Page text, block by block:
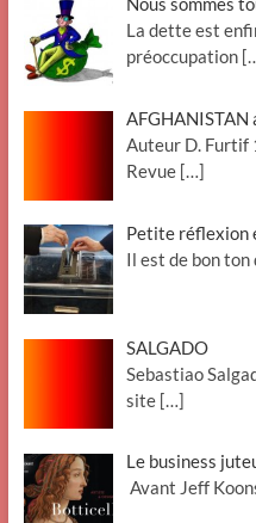
La dette est
préoccupation
AFGHANISTAN
Auteur D. Furtif
Revue […]
Petite réflexion
Il est de bon
SALGADO
Sebastiao
site […]
Le business
Avant Jeff